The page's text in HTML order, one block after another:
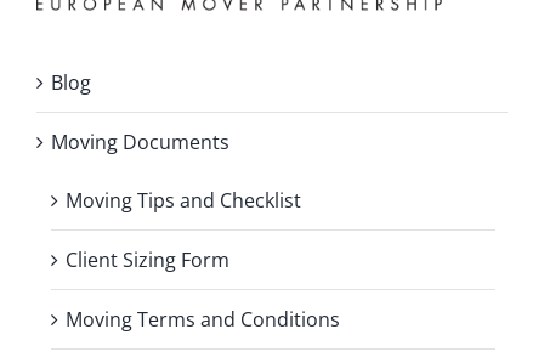
Blog
Moving Documents
Moving Tips and Checklist
Client Sizing Form
Moving Terms and Conditions